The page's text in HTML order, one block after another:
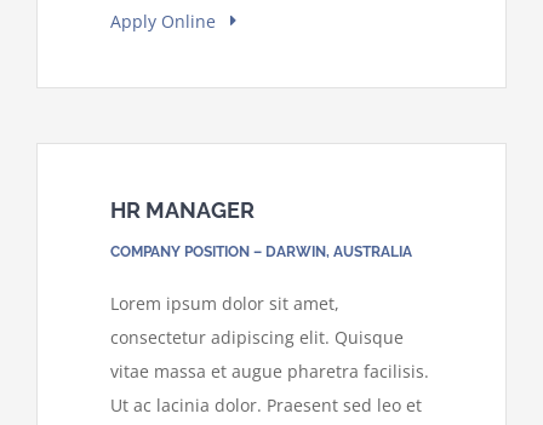
Apply Online
HR MANAGER
COMPANY POSITION – DARWIN, AUSTRALIA
Lorem ipsum dolor sit amet,
consectetur adipiscing elit. Quisque
vitae massa et augue pharetra facilisis.
Ut ac lacinia dolor. Praesent sed leo et